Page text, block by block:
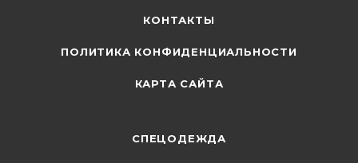
КОНТАКТЫ
ПОЛИТИКА КОНФИДЕНЦИАЛЬНОСТИ
КАРТА САЙТА
СПЕЦОДЕЖДА